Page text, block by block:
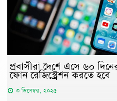
প্রবাসীরা দেশে এসে ৬০
ফোন রেজিস্ট্রেশন করতে হবে
৩ ডিসেম্বর, ২০২৫